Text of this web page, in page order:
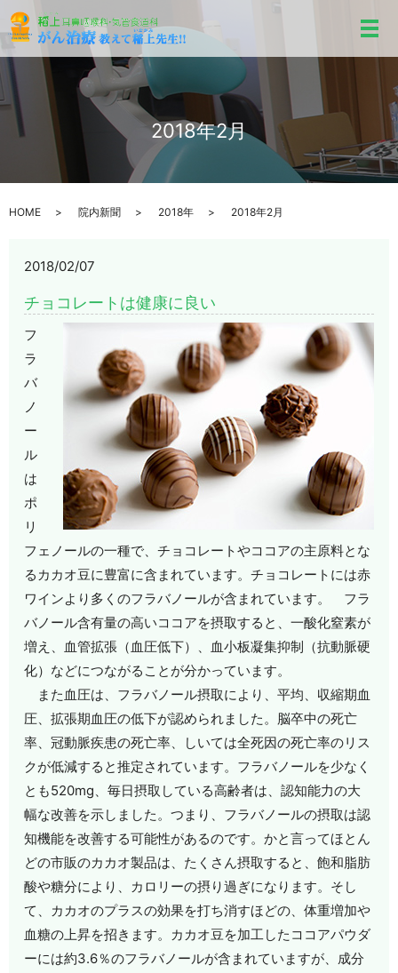
メ
2018年2月
HOME 院内新聞 2018年 2018年2月
2018/02/07
チョコレートは健康に良い
フ
ラ
バ
ノ
ー
ル
は
ポ
リ
フェノールの一種で、チョコレートやココアの主原料とな
るカカオ豆に豊富に含まれています。チョコレートには赤
ワインより多くのフラバノールが含まれています。 フラ
バノール含有量の高いココアを摂取すると、一酸化窒素が
増え、血管拡張（血圧低下）、血小板凝集抑制（抗動脈硬
化）などにつながることが分かっています。
また血圧は、フラバノール摂取により、平均、収縮期血
圧、拡張期血圧の低下が認められました。脳卒中の死亡
率、冠動脈疾患の死亡率、しいては全死因の死亡率のリス
クが低減すると推定されています。フラバノールを少なく
とも520mg、毎日摂取している高齢者は、認知能力の大
幅な改善を示しました。つまり、フラバノールの摂取は認
知機能を改善する可能性があるのです。かと言ってほとん
どの市販のカカオ製品は、たくさん摂取すると、飽和脂肪
酸や糖分により、カロリーの摂り過ぎになります。そし
て、カカオのプラスの効果を打ち消すほどの、体重増加や
血糖の上昇を招きます。カカオ豆を加工したココアパウダ
ーには約3.6％のフラバノールが含まれていますが、成分